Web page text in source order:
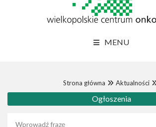
MENU
Strona główna Aktualności
Ogłoszenia